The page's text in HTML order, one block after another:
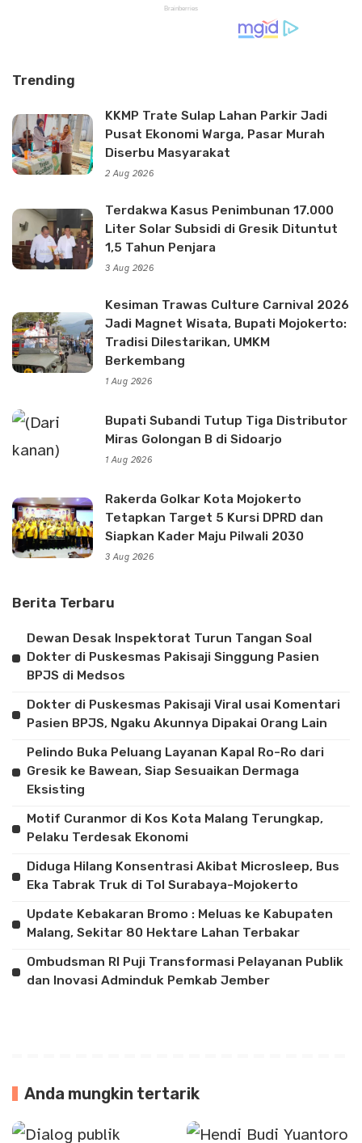
Trending
KKMP Trate Sulap Lahan Parkir Jadi
Pusat Ekonomi Warga, Pasar Murah
Diserbu Masyarakat
2 Aug 2026
Terdakwa Kasus Penimbunan 17.000
Liter Solar Subsidi di Gresik Dituntut
1,5 Tahun Penjara
3 Aug 2026
Kesiman Trawas Culture Carnival 2026
Jadi Magnet Wisata, Bupati Mojokerto:
Tradisi Dilestarikan, UMKM
Berkembang
1 Aug 2026
Bupati Subandi Tutup Tiga Distributor
Miras Golongan B di Sidoarjo
1 Aug 2026
Rakerda Golkar Kota Mojokerto
Tetapkan Target 5 Kursi DPRD dan
Siapkan Kader Maju Pilwali 2030
3 Aug 2026
Berita Terbaru
Dewan Desak Inspektorat Turun Tangan Soal
Dokter di Puskesmas Pakisaji Singgung Pasien
BPJS di Medsos
Dokter di Puskesmas Pakisaji Viral usai Komentari
Pasien BPJS, Ngaku Akunnya Dipakai Orang Lain
Pelindo Buka Peluang Layanan Kapal Ro-Ro dari
Gresik ke Bawean, Siap Sesuaikan Dermaga
Eksisting
Motif Curanmor di Kos Kota Malang Terungkap,
Pelaku Terdesak Ekonomi
Diduga Hilang Konsentrasi Akibat Microsleep, Bus
Eka Tabrak Truk di Tol Surabaya-Mojokerto
Update Kebakaran Bromo : Meluas ke Kabupaten
Malang, Sekitar 80 Hektare Lahan Terbakar
Ombudsman RI Puji Transformasi Pelayanan Publik
dan Inovasi Adminduk Pemkab Jember
Anda mungkin tertarik